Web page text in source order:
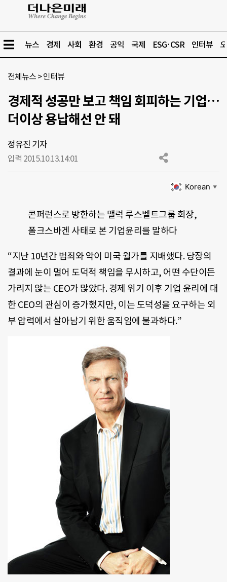
뉴스 경제 사회 환경 공익 국제 ESG·CSR 인터뷰
전체뉴스 >인터뷰
경제적 성공만 보고 책임 회피하는 기업…
더이상 용납해선 안 돼
정유진 기자
입력 2015.10.13.14:01
Korean ▼
콘퍼런스로 방한하는 맬럭 루스벨트그룹 회장,
폴크스바겐 사태로 본 기업윤리를 말하다
“지난 10년간 범죄와 악이 미국 월가를 지배했다. 당장의
결과에 눈이 멀어 도덕적 책임을 무시하고, 어떤 수단이든
가리지 않는 CEO가 많았다. 경제 위기 이후 기업 윤리에 대
한 CEO의 관심이 증가했지만, 이는 도덕성을 요구하는 외
부 압력에서 살아남기 위한 움직임에 불과하다.”